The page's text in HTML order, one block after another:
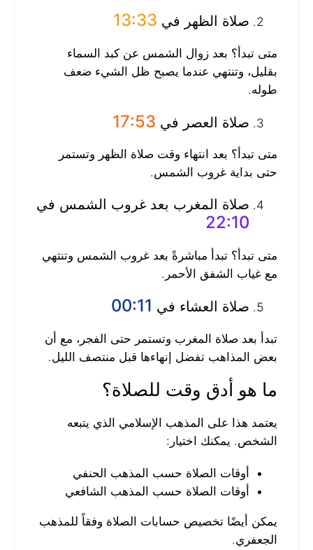
صلاة الظهر في 13:33
متى تبدأ؟ بعد زوال الشمس عن كبد السماء
بقليل، وتنتهي عندما يصبح ظل الشيء ضعف
طوله.
صلاة العصر في 17:53
متى تبدأ؟ بعد انتهاء وقت صلاة الظهر وتستمر
حتى بداية غروب الشمس.
صلاة المغرب بعد غروب الشمس في
22:10
متى تبدأ؟ تبدأ مباشرةً بعد غروب الشمس وتنتهي
مع غياب الشفق الأحمر.
صلاة العشاء في 00:11
تبدأ بعد صلاة المغرب وتستمر حتى الفجر، مع أن
بعض المذاهب تفضل إنهاءها قبل منتصف الليل.
ما هو أدق وقت للصلاة؟
يعتمد هذا على المذهب الإسلامي الذي يتبعه
الشخص. يمكنك اختيار:
أوقات الصلاة حسب المذهب الحنفي
أوقات الصلاة حسب المذهب الشافعي
يمكن أيضًا تخصيص حسابات الصلاة وفقاً للمذهب
الجعفري.